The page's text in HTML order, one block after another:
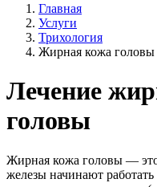
Главная
Услуги
Трихология
Жирная кожа головы
Лечение
головы
Жирная кожа головы —
железы начинают